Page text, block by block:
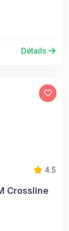
Détails
4.5
Crossline